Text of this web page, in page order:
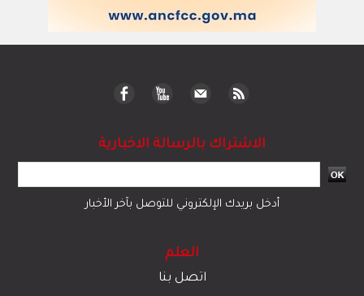
الاشتراك بالرسالة الاخبارية
أدخل بريدك الإلكتروني للتوصل بآخر الأخبار
العلم
اتصل بنا